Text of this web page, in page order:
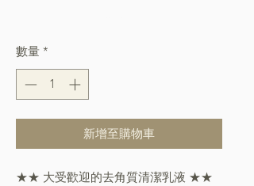
數量 *
新增至購物車
★★ 大受歡迎的去角質清潔乳液 ★★